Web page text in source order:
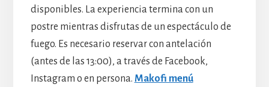
disponibles. La experiencia termina con un
postre mientras disfrutas de un espectáculo de
fuego. Es necesario reservar con antelación
(antes de las 13:00), a través de Facebook,
Instagram o en persona. Makofi menú